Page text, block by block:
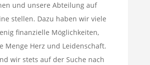
und unsere Abteilung auf
stellen. Dazu haben wir viele
finanzielle Möglichkeiten,
Menge Herz und Leidenschaft.
wir stets auf der Suche nach